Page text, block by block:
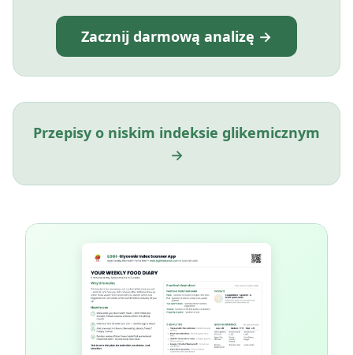
Zacznij darmową analizę →
Przepisy o niskim indeksie glikemicznym
→